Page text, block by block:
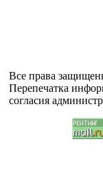
Все права
Перепечатка
согласия